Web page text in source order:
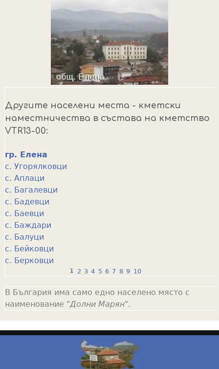
Другите населени места - кметски
наместничества в състава на кметство
VTR13-00:
гр. Елена
с. Угорялковци
с. Аплаци
с. Багалевци
с. Бадевци
с. Баевци
с. Баждари
с. Балуци
с. Бейковци
с. Берковци
a
g
e
1 2 3 4 5 6 7 8 9 10
В България има само едно населено място с
наименование "Долни Марян".